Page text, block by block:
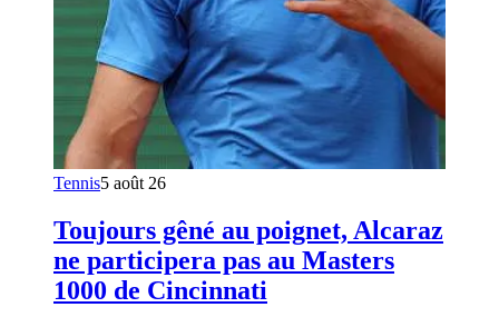
Tennis5 août 26
Toujours gêné au poignet, Alcaraz
ne participera pas au Masters
1000 de Cincinnati